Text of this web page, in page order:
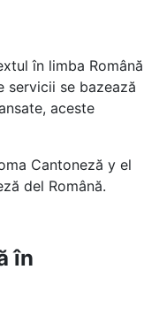
în limba Română
servicii se bazează
aceste
Cantoneză y el
del Română.
în